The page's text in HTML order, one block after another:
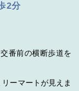
2分
番前の横断歩道を
ーマートが見えま